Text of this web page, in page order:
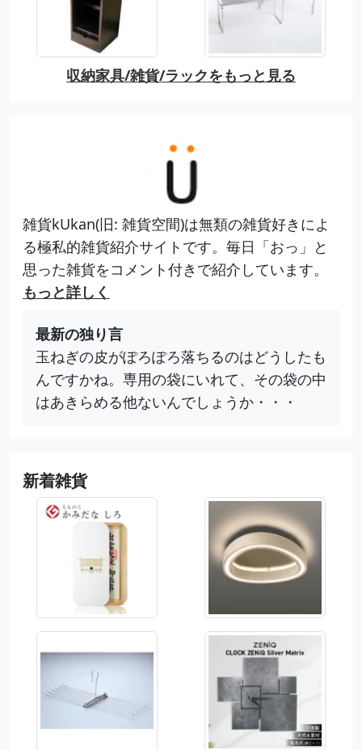
収納家具/雑貨/ラックをもっと見る
雑貨kUkan(旧: 雑貨空間)は無類の雑貨好きによ
る極私的雑貨紹介サイトです。毎日「おっ」と
思った雑貨をコメント付きで紹介しています。
もっと詳しく
最新の独り言
玉ねぎの皮がぽろぽろ落ちるのはどうしたも
んですかね。専用の袋にいれて、その袋の中
はあきらめる他ないんでしょうか・・・
新着雑貨